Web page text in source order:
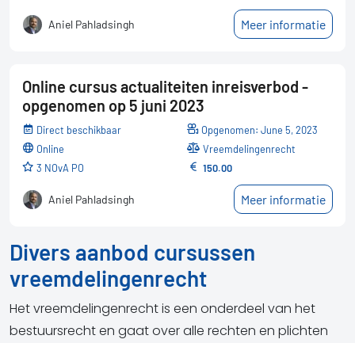
Divers aanbod cursussen
vreemdelingenrecht
Het vreemdelingenrecht is een onderdeel van het
bestuursrecht en gaat over alle rechten en plichten
Aniel Pahladsingh Meer informatie
Online cursus actualiteiten inreisverbod -
opgenomen op 5 juni 2023
Direct beschikbaar
online
3 NOvA PO
Opgenomen: June 5, 2023
Vreemdelingenrecht
150.00
Aniel Pahladsingh Meer informatie